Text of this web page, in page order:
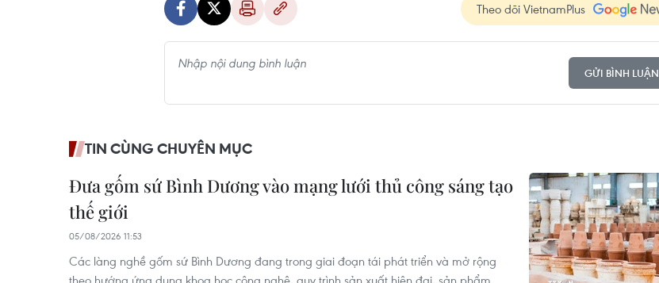
Theo dõi VietnamPlus
GỬI BÌNH LUẬN
TIN CÙNG CHUYÊN MỤC
Đưa gốm sứ Bình Dương vào mạng lưới thủ công sáng tạo
thế giới
05/08/2026 11:53
Các làng nghề gốm sứ Bình Dương đang trong giai đoạn tái phát triển và mở rộng
theo hướng ứng dụng khoa học công nghệ, quy trình sản xuất hiện đại, sản phẩm